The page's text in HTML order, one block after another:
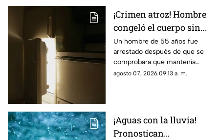
¡Crimen atroz! Hombre
congeló el cuerpo sin
vida de su padre para
poder cobrar su
pensión; Lo hizo
durante más de dos
Un hombre de 55 años fue
arrestado después de que se
comprobara que mantenía
congelado el cuerpo sin vida
agosto 07, 2026 09:13 a. m.
¡Aguas con la lluvia!
Pronostican